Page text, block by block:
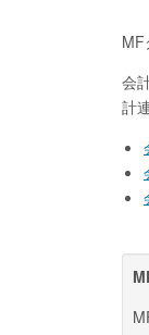
MF
会
計